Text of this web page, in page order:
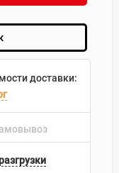
доставки: